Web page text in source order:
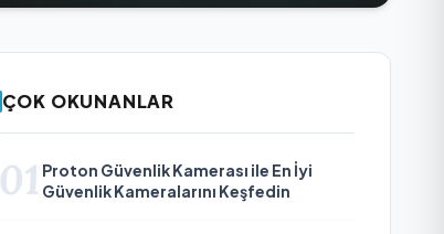
ÇOK OKUNANLAR
01 Proton Güvenlik Kamerası ile En İyi
Güvenlik Kameralarını Keşfedin